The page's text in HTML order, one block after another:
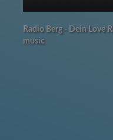
Radio Berg - Dein Love
music